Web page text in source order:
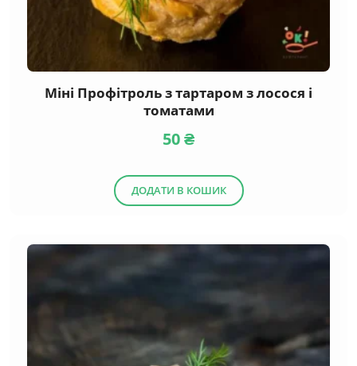
Міні Профітроль з тартаром з лосося і
томатами
50₴
ДОДАТИ В КОШИК